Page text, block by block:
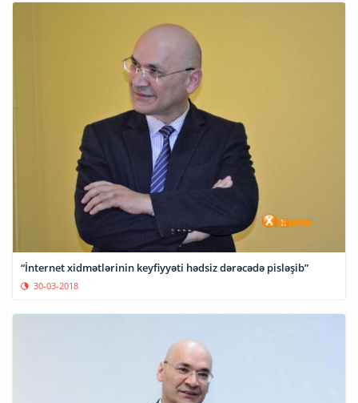
“İnternet xidmətlərinin keyfiyyəti hədsiz dərəcədə pisləşib”
30-03-2018